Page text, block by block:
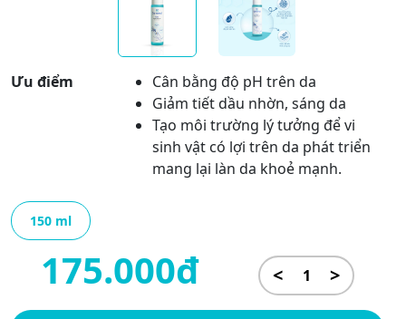
Ưu điểm
Cân bằng độ pH trên da
Giảm tiết dầu nhờn, sáng da
Tạo môi trường lý tưởng để vi
sinh vật có lợi trên da phát triển
mang lại làn da khoẻ mạnh.
150 ml
175.000đ < >